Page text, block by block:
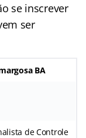
se inscrever
ser
BA
de Controle